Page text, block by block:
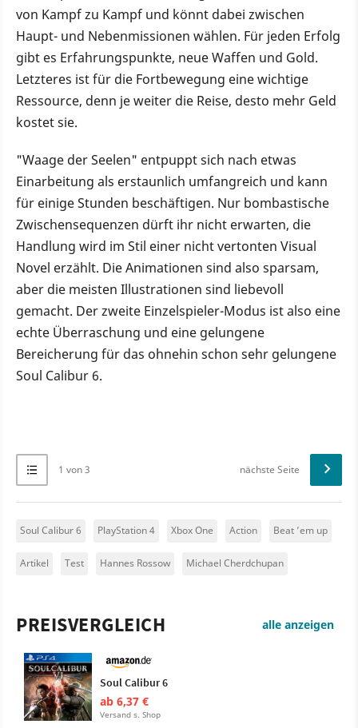
von Kampf zu Kampf und könnt dabei zwischen
Haupt- und Nebenmissionen wählen. Für jeden Erfolg
gibt es Erfahrungspunkte, neue Waffen und Gold.
Letzteres ist für die Fortbewegung eine wichtige
Ressource, denn je weiter die Reise, desto mehr Geld
kostet sie.
"Waage der Seelen" entpuppt sich nach etwas
Einarbeitung als erstaunlich umfangreich und kann
für einige Stunden beschäftigen. Nur bombastische
Zwischensequenzen dürft ihr nicht erwarten, die
Handlung wird im Stil einer nicht vertonten Visual
Novel erzählt. Die Animationen sind also sparsam,
aber die meisten Illustrationen sind liebevoll
gemacht. Der zweite Einzelspieler-Modus ist also eine
echte Überraschung und eine gelungene
Bereicherung für das ohnehin schon sehr gelungene
Soul Calibur 6.
1 von 3 nächste Seite
Soul Calibur 6 PlayStation 4 Xbox One Action Beat ’em up
Artikel Test Hannes Rossow Michael Cherdchupan
PREISVERGLEICH alle anzeigen
Soul Calibur 6
ab 6,37 €
Versand s. Shop